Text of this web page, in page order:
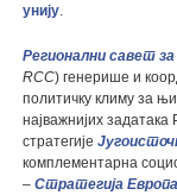
унију.
Регионални савет
RCC) генерише и
политичку климу за
најважнијих
стратегије
комплементарна
– Стратегија